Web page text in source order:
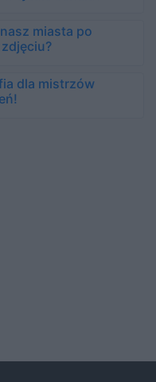
miasta po
dla mistrzów